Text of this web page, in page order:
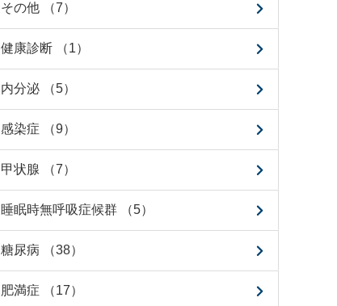
その他 （7）
健康診断 （1）
内分泌 （5）
感染症 （9）
甲状腺 （7）
睡眠時無呼吸症候群 （5）
糖尿病 （38）
肥満症 （17）